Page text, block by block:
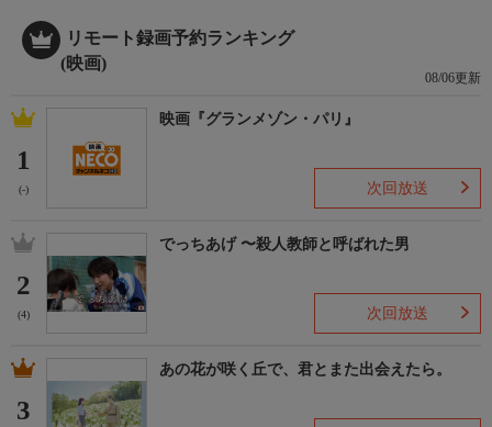
リモート録画予約ランキング
(映画)
08/06更新
1
(-)
映画『グランメゾン・パリ』
次回放送
2
(4)
でっちあげ 〜殺人教師と呼ばれた男
次回放送
3
あの花が咲く丘で、君とまた出会えたら。